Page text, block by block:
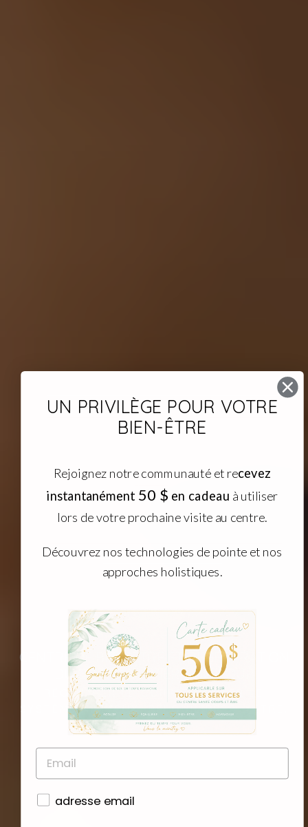
CENTRE DE BIEN-ÊTRE ET RÉGÉNÉRATION
DU CORPS À RIVIÈRE-DU-LOUP
RÉGÉNÉRER LE CORPS. APAISER LE
SYSTÈME NERVEUX. RÉÉQUILIBRER L’ÊTRE.
UN PRIVILÈGE POUR VOTRE
BIEN-ÊTRE
Rejoignez notre communauté et recevez
instantanément​ 50 $ en cadeau à utiliser
lors de votre prochaine visite au centre.
Découvrez nos technologies de pointe et nos
approches holistiques.
EMAIL
consentement
adresse email